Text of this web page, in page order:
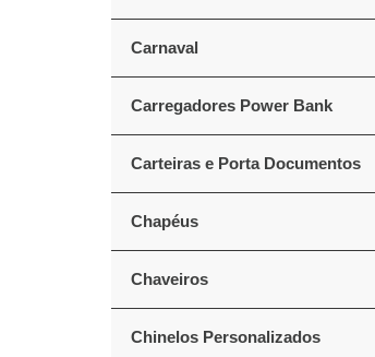
Carnaval
Carregadores Power Bank
Carteiras e Porta Documentos
Chapéus
Chaveiros
Chinelos Personalizados